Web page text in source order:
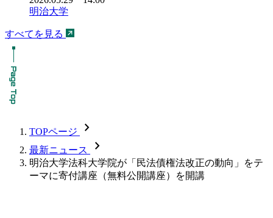
明治大学
すべてを見る
TOPページ chevron_forward
最新ニュース chevron_forward
明治大学法科大学院が「民法債権法改正の動向」をテ
ーマに寄付講座（無料公開講座）を開講